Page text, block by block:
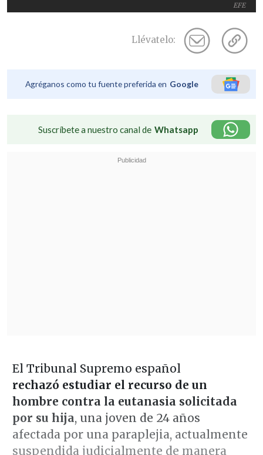
EFE
Llévatelo:
Agréganos como tu fuente preferida en Google
Suscríbete a nuestro canal de Whatsapp
El Tribunal Supremo español
rechazó estudiar el recurso de un
hombre contra la eutanasia solicitada
por su hija, una joven de 24 años
afectada por una paraplejia, actualmente
suspendida judicialmente de manera